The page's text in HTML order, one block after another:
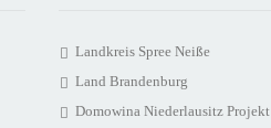
Landkreis Spree Neiße
Land Brandenburg
Domowina Niederlausitz Projekt